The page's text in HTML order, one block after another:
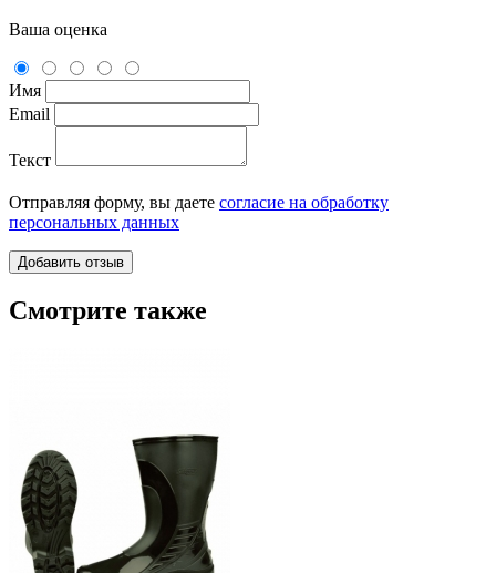
Ваша оценка
Имя
Email
Текст
Отправляя форму, вы даете согласие на обработку
персональных данных
Смотрите также